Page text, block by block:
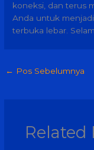
koneksi, dan terus
Anda untuk
terbuka lebar.
← Pos Sebelumnya
Related